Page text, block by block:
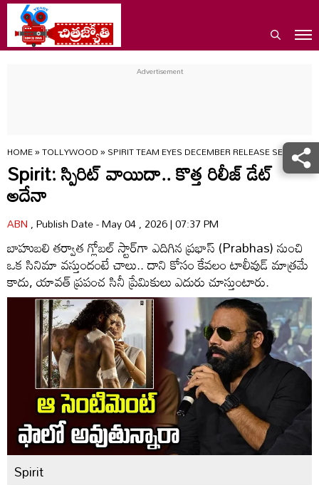
HOME»TOLLYWOOD»SPIRIT TEAM EYES DECEMBER RELEASE
Spirit: స్పిరిట్ వాయిదా.. కొత్త రిలీజ్ డేట్
అదేనా
ABN, Publish Date - May 04 , 2026 | 07:37 PM
బాహుబలి తర్వాత గ్లోబల్ స్టార్‌గా ఎదిగిన ప్రభాస్ (Prabhas) నుంచి
ఒక సినిమా వస్తుందంటే చాలు.. దాని కోసం కేవలం టాలీవుడ్ మాత్రమే
కాదు, యావత్ ప్రపంచ సినీ ప్రేమికులు ఎదురు చూస్తుంటారు.
Spirit